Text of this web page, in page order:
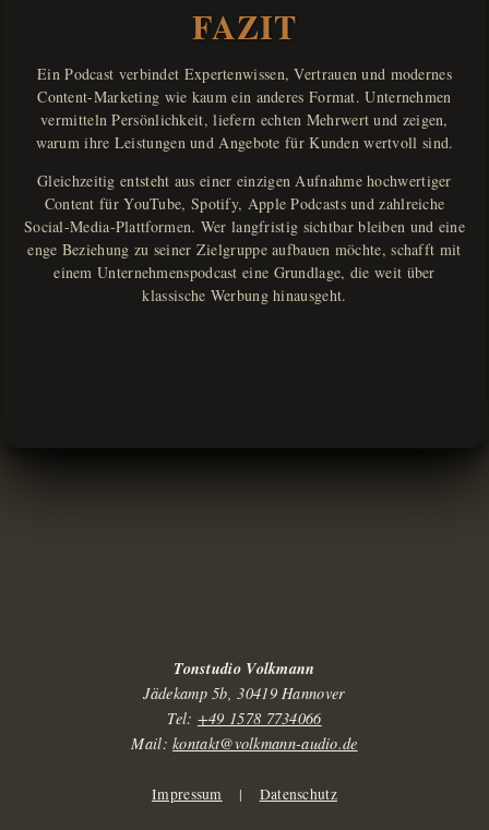
FAZIT
Ein Podcast verbindet Expertenwissen, Vertrauen und modernes
Content-Marketing wie kaum ein anderes Format. Unternehmen
vermitteln Persönlichkeit, liefern echten Mehrwert und zeigen,
warum ihre Leistungen und Angebote für Kunden wertvoll sind.
Gleichzeitig entsteht aus einer einzigen Aufnahme hochwertiger
Content für YouTube, Spotify, Apple Podcasts und zahlreiche
Social-Media-Plattformen. Wer langfristig sichtbar bleiben und eine
enge Beziehung zu seiner Zielgruppe aufbauen möchte, schafft mit
einem Unternehmenspodcast eine Grundlage, die weit über
klassische Werbung hinausgeht.
Tonstudio Volkmann
Jädekamp 5b, 30419 Hannover
Tel: +49 1578 7734066
Mail:kontakt@volkmann-audio.de
Impressum | Datenschutz